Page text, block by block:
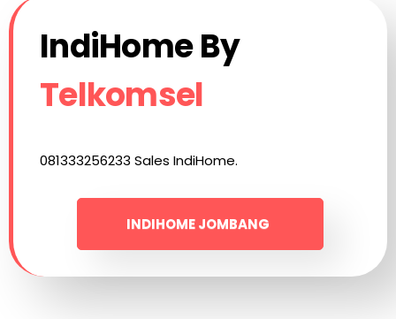
IndiHome By
Telkomsel
081333256233 Sales IndiHome.
INDIHOME JOMBANG